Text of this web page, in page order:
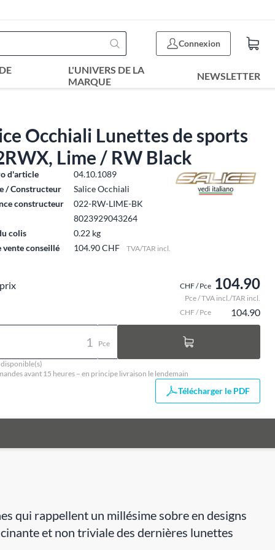
Connexion
L'UNIVERS DE LA
MARQUE
NEWSLETTER
Occhiali Lunettes de sports
Lime / RW Black
d'article
04.10.1089
/ Constructeur
Salice Occhiali
constructeur
022-RW-LIME-BK
8023929043264
colis
0.22 kg
vente conseillé
104.90 CHF TVA/TAR incl.
CHF / Pce 104.90
Pce / TVA incl./TAR incl.
CHF / Pce
104.90
Pce
disponible(s)
avant 15 heures – en principe livraison le lendemain
Télécharger le PDF
qui rappellent un millésime sobre en designs
et non triviale des dernières lunettes